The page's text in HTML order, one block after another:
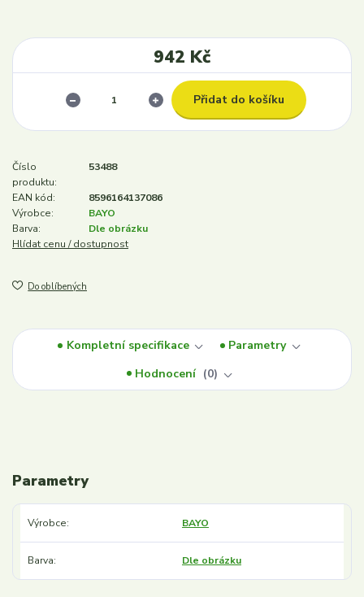
942 Kč
Přidat do košíku
Číslo
produktu:
53488
EAN kód:
8596164137086
Výrobce:
BAYO
Barva:
Dle obrázku
Hlídat cenu / dostupnost
Do oblíbených
Kompletní specifikace
Parametry
Hodnocení
0
Parametry
Výrobce BAYO
Barva Dle obrázku